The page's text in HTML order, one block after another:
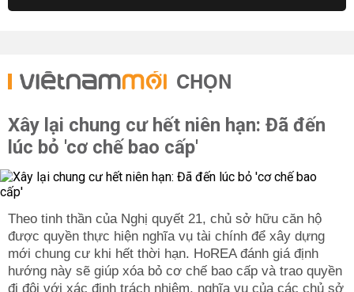
CHỌN
Xây lại chung cư hết niên hạn: Đã đến
lúc bỏ 'cơ chế bao cấp'
Theo tinh thần của Nghị quyết 21, chủ sở hữu căn hộ
được quyền thực hiện nghĩa vụ tài chính để xây dựng
mới chung cư khi hết thời hạn. HoREA đánh giá định
hướng này sẽ giúp xóa bỏ cơ chế bao cấp và trao quyền
đi đôi với xác định trách nhiệm, nghĩa vụ của các chủ sở